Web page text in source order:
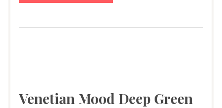
Venetian Mood Deep Green